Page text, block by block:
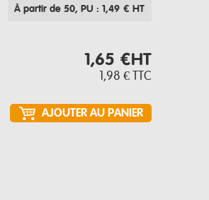
À partir de 50, PU : 1,49 € HT
1,65 €HT
1,98 € TTC